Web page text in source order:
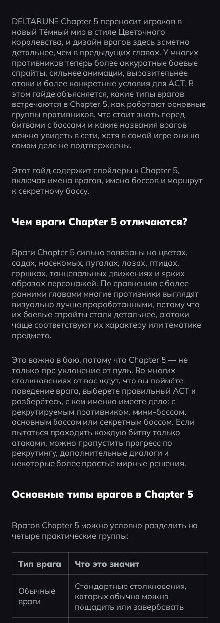
DELTARUNE Chapter 5 переносит игроков в
новый Тёмный мир в стиле Цветочного
королевства, и дизайн врагов здесь заметно
детальнее, чем в предыдущих главах. У многих
противников теперь более аккуратные боевые
спрайты, сильнее анимации, выразительнее
атаки и более конкретные условия для ACT. В
этом гайде объясняется, какие типы врагов
встречаются в Chapter 5, как работают основные
группы противников, что стоит знать перед
битвами с боссами и какие названия врагов
можно увидеть в сети, хотя в самой игре они на
самом деле не подтверждены.
Этот гайд содержит спойлеры к Chapter 5,
включая имена врагов, имена боссов и маршрут
к секретному боссу.
Чем враги Chapter 5 отличаются?
Враги Chapter 5 сильно завязаны на цветах,
садах, насекомых, пугалах, лозах, птицах,
горшках, танцевальных движениях и ярких
образах персонажей. По сравнению с более
ранними главами многие противники выглядят
визуально лучше проработанными, потому что
их боевые спрайты стали детальнее, а атаки
чаще соответствуют их характеру или тематике
предмета.
Это важно в бою, потому что Chapter 5 — не
только про уклонение от пуль. Во многих
столкновениях от вас ждут, что вы поймёте
поведение врага, выберете правильный ACT и
разберётесь, с кем именно имеете дело: с
рекрутируемым противником, мини-боссом,
основным боссом или секретным боссом. Если
пытаться проходить каждую битву только
атаками, можно пропустить прогресс по
рекрутингу, дополнительные диалоги и
некоторые более простые мирные решения.
Основные типы врагов в Chapter 5
Врагов Chapter 5 можно условно разделить на
четыре практические группы:
Тип врага Что это значит
Обычные
враги
Стандартные столкновения,
которых обычно можно
пощадить или завербовать